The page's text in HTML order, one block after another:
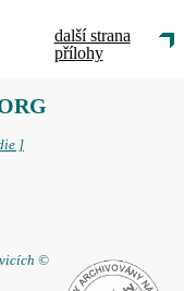
další strana
přílohy
]
©